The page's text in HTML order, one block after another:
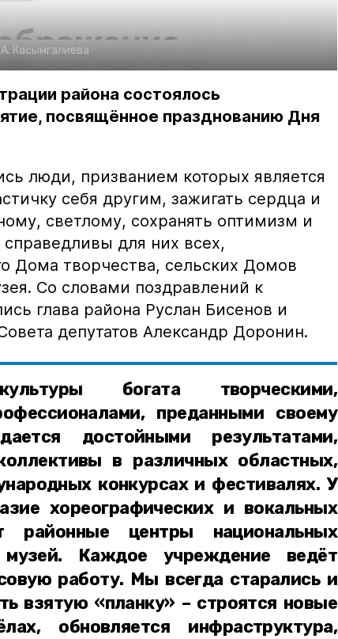
А. Касымгалиева
района состоялось
посвящённое празднованию Дня
люди, призванием которых является
себя другим, зажигать сердца и
светлому, сохранять оптимизм и
для них всех,
Дома творчества, сельских Домов
Со словами поздравлений к
глава района Руслан Бисенов и
депутатов Александр Доронин.
богата творческими,
преданными своему
достойными результатами,
в различных областных,
конкурсах и фестивалях. У
хореографических и вокальных
районные центры национальных
музей. Каждое учреждение ведёт
работу. Мы всегда старались и
взятую «планку» – строятся новые
обновляется инфраструктура,